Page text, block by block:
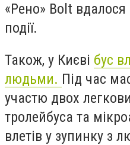
«Рено» Bolt
події.
Також, у Києві бус
людьми. Під час
участю двох
тролейбуса та
влетів у зупинку з